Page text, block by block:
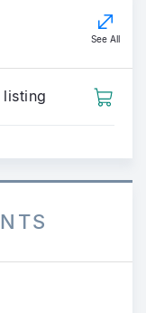
See All
listing